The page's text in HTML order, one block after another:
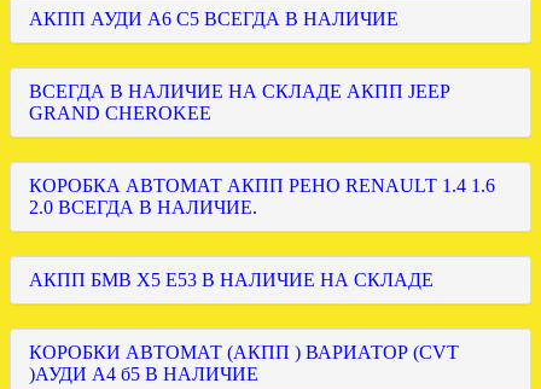
АКПП АУДИ А6 С5 ВСЕГДА В НАЛИЧИЕ
ВСЕГДА В НАЛИЧИЕ НА СКЛАДЕ АКПП JEEP
GRAND CHEROKEE
КОРОБКА АВТОМАТ АКПП РЕНО RENAULT 1.4 1.6
2.0 ВСЕГДА В НАЛИЧИЕ.
АКПП БМВ Х5 Е53 В НАЛИЧИЕ НА СКЛАДЕ
КОРОБКИ АВТОМАТ (АКПП ) ВАРИАТОР (CVT
)АУДИ А4 б5 В НАЛИЧИЕ